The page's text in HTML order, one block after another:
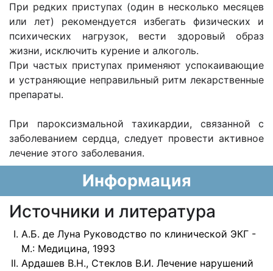
При редких приступах (один в несколько месяцев
или лет) рекомендуется избегать физических и
психических нагрузок, вести здоровый образ
жизни, исключить курение и алкоголь.
При частых приступах применяют успокаивающие
и устраняющие неправильный ритм лекарственные
препараты.
При пароксизмальной тахикардии, связанной с
заболеванием сердца, следует провести активное
лечение этого заболевания.
Информация
Источники и литература
А.Б. де Луна Руководство по клинической ЭКГ -
М.: Медицина, 1993
Ардашев В.Н., Стеклов В.И. Лечение нарушений